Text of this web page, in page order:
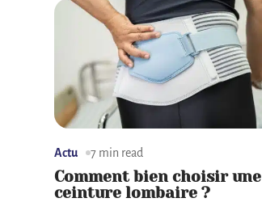
Actu 7 min read
Comment bien choisir une
ceinture lombaire ?